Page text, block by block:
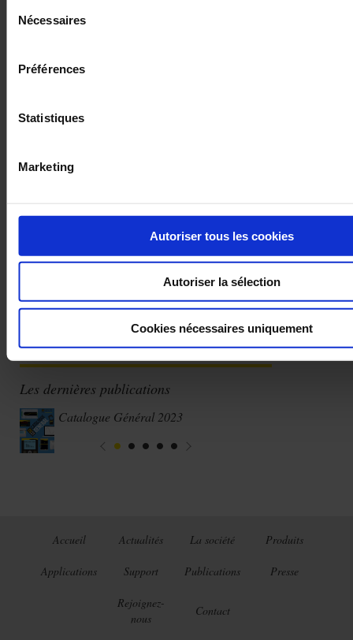
Nécessaires
Préférences
Statistiques
Marketing
Autoriser tous les cookies
Autoriser la sélection
Cookies nécessaires uniquement
Les dernières publications
Catalogue Général 2023
Accueil Actualités La société Produits
Applications Support Publications Presse
Rejoignez-
nous
Contact